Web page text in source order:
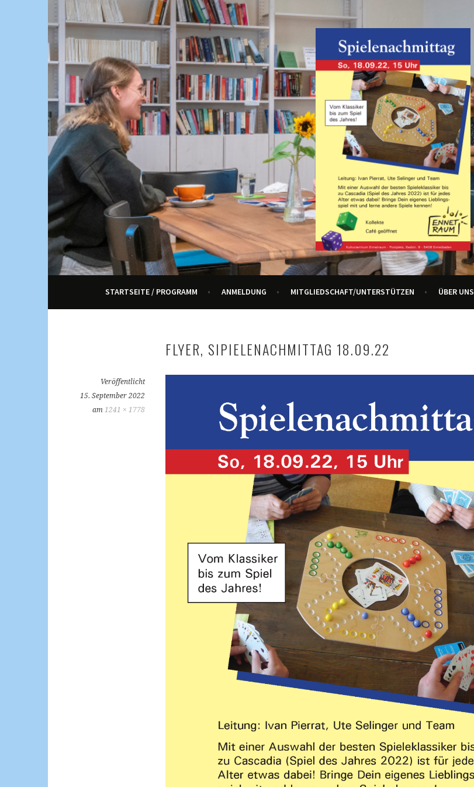
Springe
zum
Inhalt
ENNETRAUM – KULTURZENTRUM ENNETBADEN
KULTUR, KURSE UND VERANSTALTUNGEN FÜR ALLE GENERATIONEN
STARTSEITE / PROGRAMM ANMELDUNG MITGLIEDSCHAFT/UNTERSTÜTZEN ÜBER UNS
FLYER, SIPIELENACHMITTAG 18.09.22
Veröffentlicht
15. September 2022
am 1241 × 1778